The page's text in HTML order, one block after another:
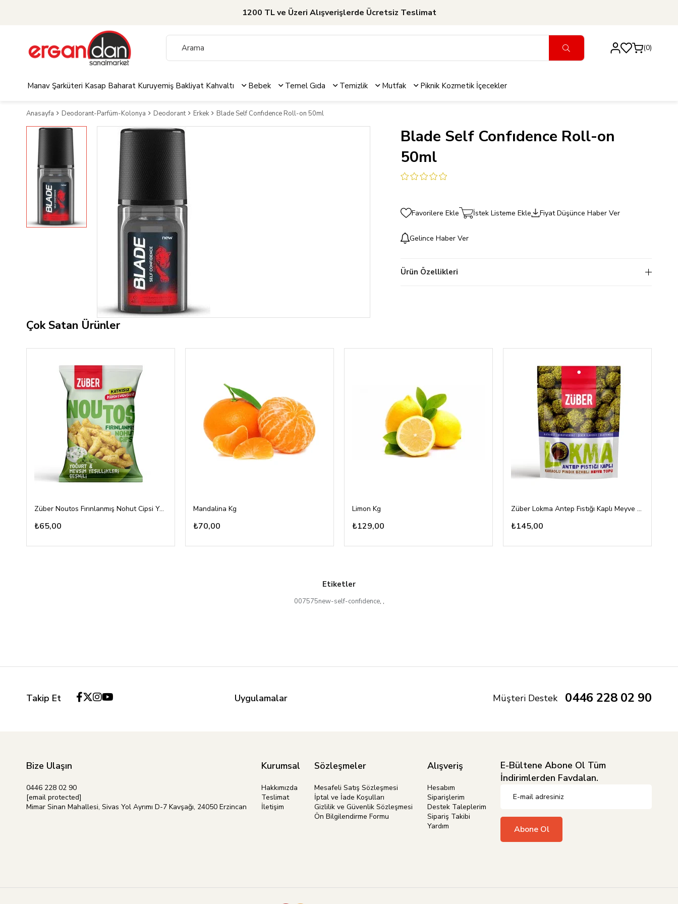
1200 TL ve Üzeri Alışverişlerde Ücretsiz Teslimat
0
Manav Şarküteri Kasap Baharat Kuruyemiş Bakliyat Kahvaltı Bebek Temel Gıda Temizlik Mutfak Piknik Kozmetik İçecekler
Anasayfa Deodorant-Parfüm-Kolonya Deodorant Erkek Blade Self Confıdence Roll-on 50ml
Blade Self Confıdence Roll-on
50ml
Favorilere Ekle İstek Listeme Ekle Fiyat Düşünce Haber Ver
Gelince Haber Ver
Ürün Özellikleri
Çok Satan Ürünler
Züber Noutos Fırınlanmış Nohut Cipsi Yoğurt Mevsim Yeşillikleri 55gr
₺65,00
Mandalina Kg
₺70,00
Limon Kg
₺129,00
Züber Lokma Antep Fıstığı Kaplı Meyve Topu 96gr
₺145,00
Etiketler
007575new-self-confıdence, ,
Takip Et Uygulamalar Müşteri Destek 0446 228 02 90
Bize Ulaşın
0446 228 02 90
[email protected]
Mimar Sinan Mahallesi, Sivas Yol Ayrımı D-7 Kavşağı, 24050 Erzincan
Kurumsal
Hakkımızda
Teslimat
İletişim
Sözleşmeler
Mesafeli Satış Sözleşmesi
İptal ve İade Koşulları
Gizlilik ve Güvenlik Sözleşmesi
Ön Bilgilendirme Formu
Alışveriş
Hesabım
Siparişlerim
Destek Taleplerim
Sipariş Takibi
Yardım
E-Bültene Abone Ol Tüm
İndirimlerden Favdalan.
Abone Ol